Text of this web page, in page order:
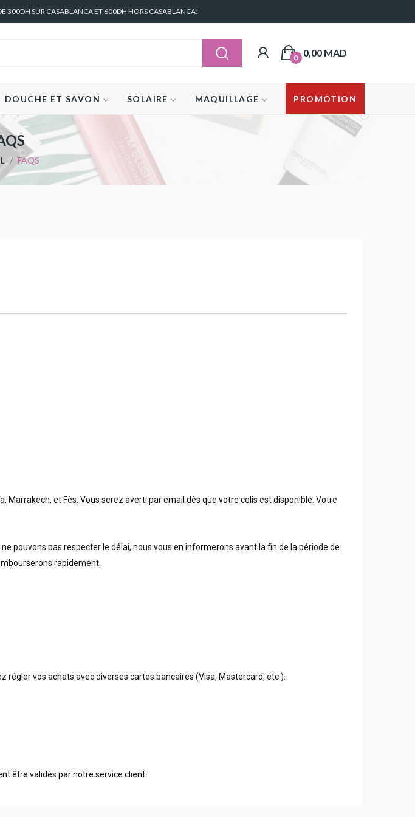
300DH SUR CASABLANCA ET 600DH HORS CASABLANCA!
0,00 MAD
0
DOUCHE ET SAVON SOLAIRE MAQUILLAGE PROMOTION
FAQS
Marrakech, et Fès. Vous serez averti par email dès que votre colis est disponible. Votre
pouvons pas respecter le délai, nous vous en informerons avant la fin de la période de
rapidement.
vos achats avec diverses cartes bancaires (Visa, Mastercard, etc.).
être validés par notre service client.